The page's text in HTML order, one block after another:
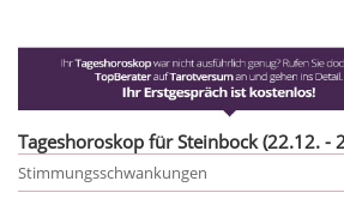
Tageshoroskop für Steinbock (22.12. -
Stimmungsschwankungen